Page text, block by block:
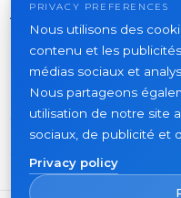
Autres équipements
Contacts
Où acheter
PRIVACY PREFERENCES
Nous utilisons des
contenu et les
médias sociaux et
Nous partageons
utilisation de notre site
sociaux, de publicité et
Privacy policy